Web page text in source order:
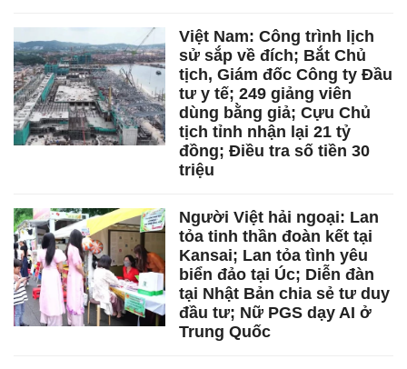
Việt Nam: Công trình lịch
sử sắp về đích; Bắt Chủ
tịch, Giám đốc Công ty Đầu
tư y tế; 249 giảng viên
dùng bằng giả; Cựu Chủ
tịch tỉnh nhận lại 21 tỷ
đồng; Điều tra số tiền 30
triệu
Người Việt hải ngoại: Lan
tỏa tinh thần đoàn kết tại
Kansai; Lan tỏa tình yêu
biển đảo tại Úc; Diễn đàn
tại Nhật Bản chia sẻ tư duy
đầu tư; Nữ PGS dạy AI ở
Trung Quốc